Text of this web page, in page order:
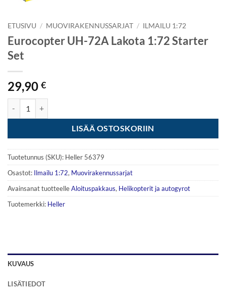
ETUSIVU / MUOVIRAKENNUSSARJAT / ILMAILU 1:72
Eurocopter UH-72A Lakota 1:72 Starter
Set
29,90 €
LISÄÄ OSTOSKORIIN
Tuotetunnus (SKU): Heller 56379
Osastot: Ilmailu 1:72, Muovirakennussarjat
Avainsanat tuotteelleAloituspakkaus, Helikopterit ja autogyrot
Tuotemerkki: Heller
KUVAUS
LISÄTIEDOT